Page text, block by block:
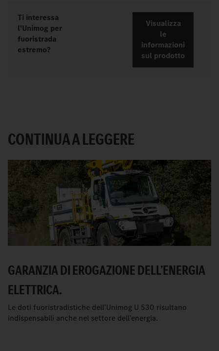
Ti interessa
l'Unimog per
fuoristrada
estremo?
Visualizza
le
informazioni
sul prodotto
CONTINUA A LEGGERE
GARANZIA DI EROGAZIONE DELL’ENERGIA
ELETTRICA.
Le doti fuoristradistiche dell’Unimog U 530 risultano
indispensabili anche nel settore dell’energia.